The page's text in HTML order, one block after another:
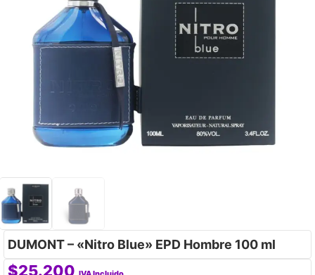
DUMONT – «Nitro Blue» EPD Hombre 100 ml
$25.200